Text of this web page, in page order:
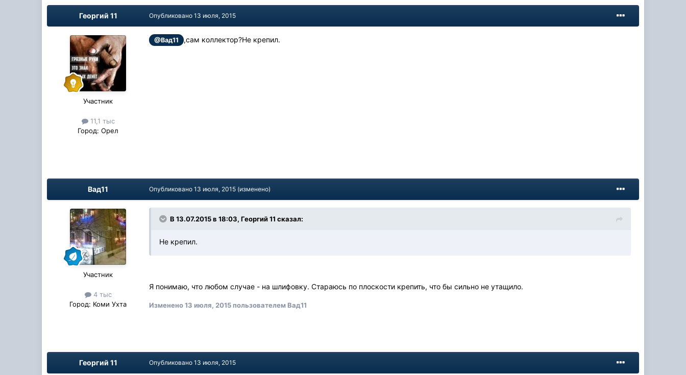
Георгий 11
Участник
11,1 тыс
Город: Орел
Опубликовано13 июля, 2015
@Вад11 ,сам коллектор?Не крепил.
Вад11
Участник
4 тыс
Город: Коми Ухта
Опубликовано13 июля, 2015 (изменено)
В 13.07.2015 в 18:03, Георгий 11 сказал:
Не крепил.
Я понимаю, что любом случае - на шлифовку. Стараюсь по плоскости крепить, что бы сильно не утащило.
Изменено13 июля, 2015пользователем Вад11
Георгий 11 Опубликовано13 июля, 2015